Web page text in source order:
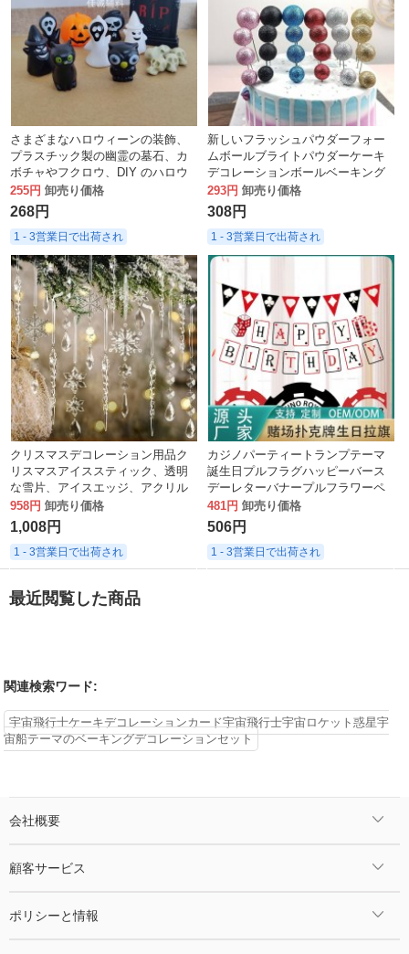
さまざまなハロウィーンの装飾、
プラスチック製の幽霊の墓石、カ
ボチャやフクロウ、DIY のハロウ
ィーンおもちゃ
255円 卸売り価格
268円
1 - 3営業日で出荷され
新しいフラッシュパウダーフォー
ムボールブライトパウダーケーキ
デコレーションボールベーキング
プラグインインコールドスタイル
ラウンドボール
293円 卸売り価格
308円
1 - 3営業日で出荷され
クリスマスデコレーション用品ク
リスマスアイススティック、透明
な雪片、アイスエッジ、アクリル
フェイクアイスピック
958円 卸売り価格
1,008円
1 - 3営業日で出荷され
カジノパーティートランプテーマ
誕生日プルフラグハッピーバース
デーレターバナープルフラワーペ
ナントパーティー装飾
481円 卸売り価格
506円
1 - 3営業日で出荷され
最近閲覧した商品
関連検索ワード:
宇宙飛行士ケーキデコレーションカード宇宙飛行士宇宙ロケット惑星宇
宙船テーマのベーキングデコレーションセット
会社概要
顧客サービス
ポリシーと情報